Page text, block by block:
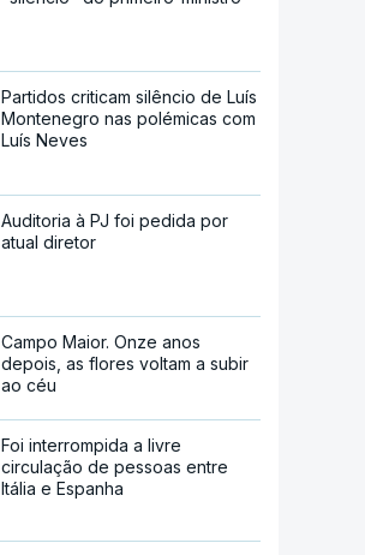
Partidos criticam silêncio de Luís
Montenegro nas polémicas com
Luís Neves
Auditoria à PJ foi pedida por
atual diretor
Campo Maior. Onze anos
depois, as flores voltam a subir
ao céu
Foi interrompida a livre
circulação de pessoas entre
Itália e Espanha